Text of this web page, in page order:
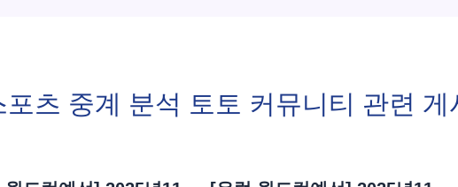
츠 중계 분석 토토 커뮤니티 관련 게